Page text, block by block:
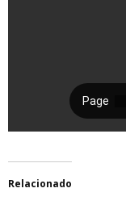
Relacionado